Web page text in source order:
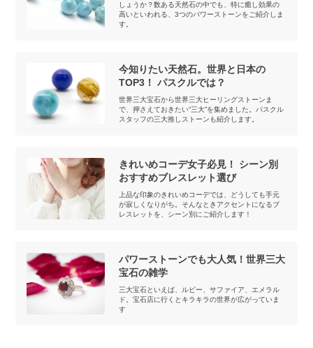
しょうか？数ある天然石の中でも、特に癒し効果の
高いといわれる、3つのパワーストーンをご紹介しま
す。
今知りたい天然石。世界と日本の
TOP3！ パスクルでは？
世界三大宝石から世界三大ヒーリングストーンま
で、押さえておきたい“三大”を集めました。パスクル
スタッフの三大推しストーンも紹介します。
きれいめコーデ女子必見！ シーン別
おすすめブレスレット選び
上品な印象のきれいめコーデでは、どうしても手元
が寂しくなりがち。そんなときアクセントになるブ
レスレットを、シーン別にご紹介します！
パワーストーンでも大人気！世界三大
宝石の雑学
三大宝石といえば、ルビー、サファイア、エメラル
ド。宝石店に行くとキラキラの世界が広がっていま
す